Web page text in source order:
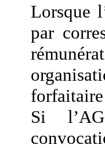
Lorsque
par
Si